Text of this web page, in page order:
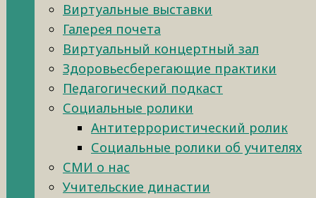
Виртуальные выставки
Галерея почета
Виртуальный концертный зал
Здоровьесберегающие практики
Педагогический подкаст
Социальные ролики
Антитеррористический ролик
Социальные ролики об учителях
СМИ о нас
Учительские династии